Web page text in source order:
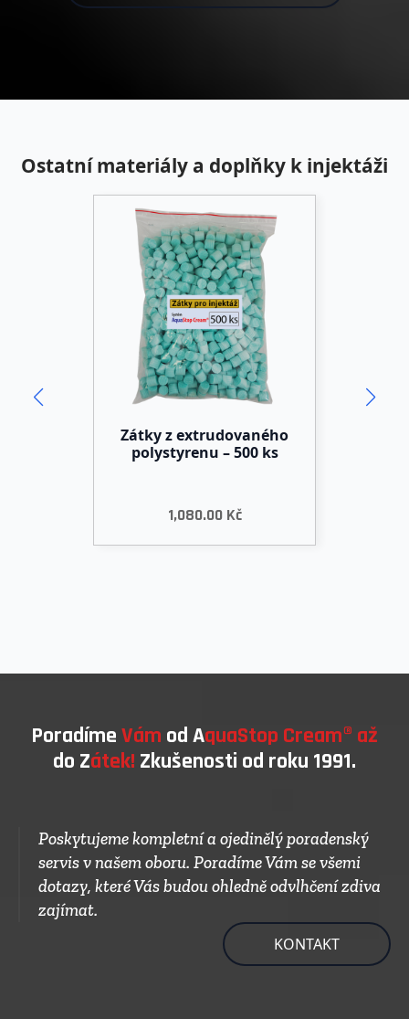
Ostatní materiály a doplňky k injektáži
Zátky z extrudovaného
polystyrenu – 500 ks
1,080.00 Kč
Poradíme Vám od AquaStop Cream® až
do Zátek! Zkušenosti od roku 1991.
Poskytujeme kompletní a ojedinělý poradenský
servis v našem oboru. Poradíme Vám se všemi
dotazy, které Vás budou ohledně odvlhčení zdiva
zajímat.
KONTAKT